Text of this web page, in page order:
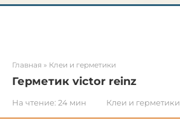
Главная » Клеи и герметики
Герметик victor reinz
На чтение: 24 мин Клеи и герметики